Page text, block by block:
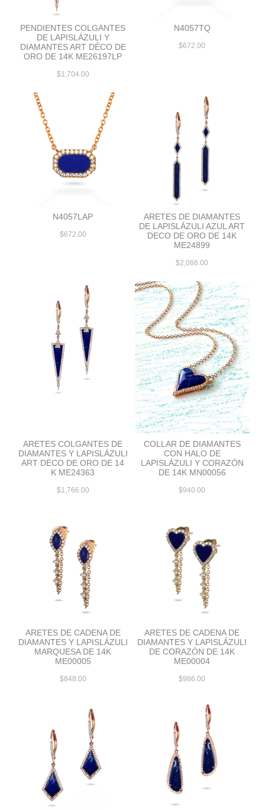
PENDIENTES COLGANTES
DE LAPISLÁZULI Y
DIAMANTES ART DÉCO DE
ORO DE 14K ME26197LP
$1,704.00
N4057TQ
$672.00
N4057LAP
$672.00
ARETES DE DIAMANTES
DE LAPISLÁZULI AZUL ART
DECO DE ORO DE 14K
ME24899
$2,086.00
ARETES COLGANTES DE
DIAMANTES Y LAPISLÁZULI
ART DECO DE ORO DE 14
K ME24363
$1,766.00
COLLAR DE DIAMANTES
CON HALO DE
LAPISLÁZULI Y CORAZÓN
DE 14K MN00056
$940.00
ARETES DE CADENA DE
DIAMANTES Y LAPISLÁZULI
MARQUESA DE 14K
ME00005
$848.00
ARETES DE CADENA DE
DIAMANTES Y LAPISLÁZULI
DE CORAZÓN DE 14K
ME00004
$986.00